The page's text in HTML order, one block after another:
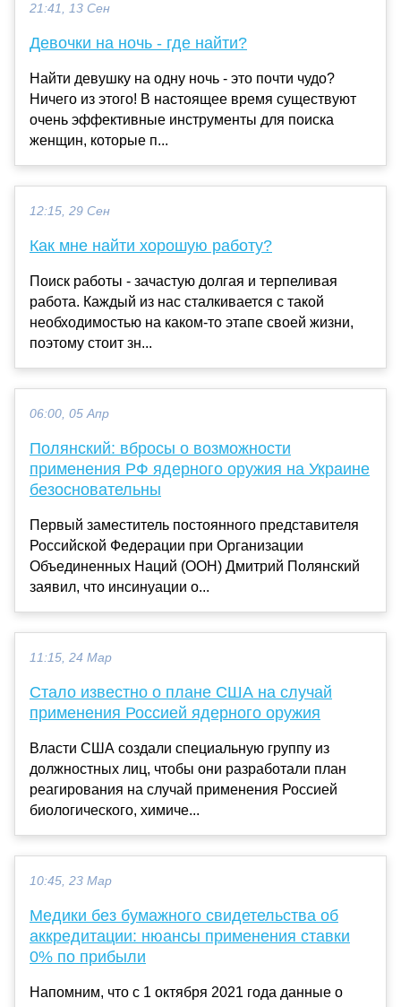
21:41, 13 Сен
Девочки на ночь - где найти?
Найти девушку на одну ночь - это почти чудо?
Ничего из этого! В настоящее время существуют
очень эффективные инструменты для поиска
женщин, которые п...
12:15, 29 Сен
Как мне найти хорошую работу?
Поиск работы - зачастую долгая и терпеливая
работа. Каждый из нас сталкивается с такой
необходимостью на каком-то этапе своей жизни,
поэтому стоит зн...
06:00, 05 Апр
Полянский: вбросы о возможности
применения РФ ядерного оружия на Украине
безосновательны
Первый заместитель постоянного представителя
Российской Федерации при Организации
Объединенных Наций (ООН) Дмитрий Полянский
заявил, что инсинуации о...
11:15, 24 Мар
Стало известно о плане США на случай
применения Россией ядерного оружия
Власти США создали специальную группу из
должностных лиц, чтобы они разработали план
реагирования на случай применения Россией
биологического, химиче...
10:45, 23 Мар
Медики без бумажного свидетельства об
аккредитации: нюансы применения ставки
0% по прибыли
Напомним, что с 1 октября 2021 года данные о